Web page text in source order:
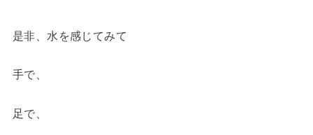
是非、水を感じてみて
手で、
足で、